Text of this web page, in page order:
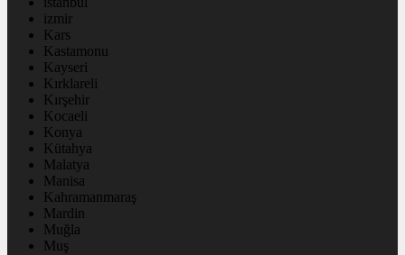
izmir
Kars
Kastamonu
Kayseri
Kırklareli
Kırşehir
Kocaeli
Konya
Kütahya
Malatya
Manisa
Kahramanmaraş
Mardin
Muğla
Muş